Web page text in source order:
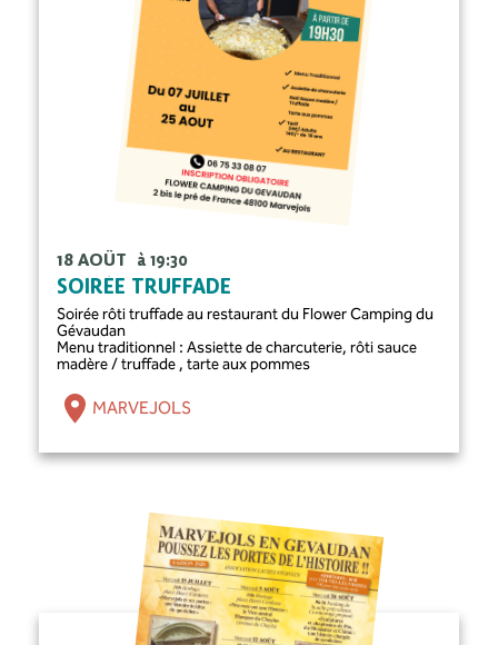
18 AOÛT à 19:30
SOIRÉE TRUFFADE
Soirée rôti truffade au restaurant du Flower Camping du
Gévaudan
Menu traditionnel : Assiette de charcuterie, rôti sauce
madère / truffade , tarte aux pommes
MARVEJOLS